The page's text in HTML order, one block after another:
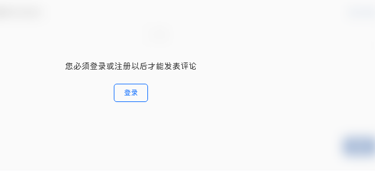
您必须登录或注册以后才能发表评论
登录